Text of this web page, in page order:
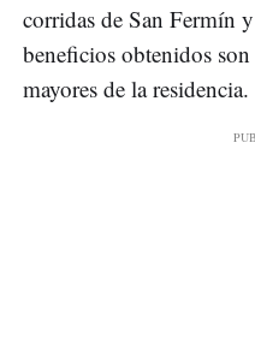
corridas de San Fermín
beneficios obtenidos
mayores de la residencia.